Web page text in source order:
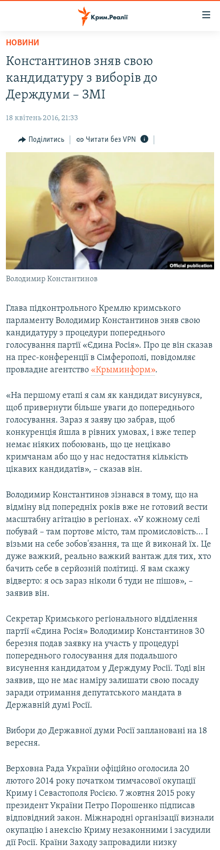
Перейти
основного
матеріалу
Перейти
до
основної
Перейти
до
ВІДЕО ТА ФОТО
БЛОГИ
ПОГЛЯД
ВСЕ ЗА ДЕНЬ
СПЕЦПРОЕКТИ
ВІДЕОУРОКИ «ELIFBE»
СВІДЧЕННЯ ОКУПАЦІЇ
УКРАЇНСЬКА ПРОБЛЕМА КРИМУ
ІНФОГРАФІКА
ЯК ОБІЙТИ БЛОКУВАННЯ
Русский
Qırımtatar
ДОЛУЧАЙСЯ!
Усі сайти RFE/RL
НОВИНИ
Константинов зняв свою
кандидатуру з виборів до
Держдуми – ЗМІ
18 квітень 2016, 21:33
Поділитись Читати без VPN
Володимир Константинов
Глава підконтрольного Кремлю кримського
парламенту Володимир Константинов зняв свою
кандидатуру з процедури попереднього
голосування партії «Єдина Росія». Про це він сказав
на прес-конференції в Сімферополі, повідомляє
провладне агентство «Крыминформ».
«На першому етапі я сам як кандидат висунувся,
щоб привернути більше уваги до попереднього
голосування. Зараз я заяву цю забрав, щоб
конкуренція йшла в рівних умовах, і вже тепер
немає ніяких побоювань, що це нецікаво
кримчанам або що у нас недостатня кількість
цікавих кандидатів», – сказав він.
Володимир Константинов зізнався в тому, що на
відміну від попередніх років вже не готовий вести
масштабну агітацію в регіонах. «У кожному селі
побувай – там портове місто, там промисловість... І
візьми на себе зобов'язання, та ще й виконай їх. Це
дуже важкий, реально важкий вантаж для тих, хто
бачить себе в серйозній політиці. Я вам скажу
відверто: я ось зараз ніколи б туди не пішов», –
заявив він.
Секретар Кримського регіонального відділення
партії «Єдина Росія» Володимир Константинов 30
березня подав заявку на участь у процедурі
попереднього голосування для подальшого
висунення кандидатом у Держдуму Росії. Тоді він
заявив, що не має наміру залишати свою посаду
заради отримання депутатського мандата в
Державній думі Росії.
Вибори до Державної думи Росії заплановані на 18
вересня.
Верховна Рада України офіційно оголосила 20
лютого 2014 року початком тимчасової окупації
Криму і Севастополя Росією. 7 жовтня 2015 року
президент України Петро Порошенко підписав
відповідний закон. Міжнародні організації визнали
окупацію і анексію Криму незаконними і засудили
дії Росії. Країни Заходу запровадили низку